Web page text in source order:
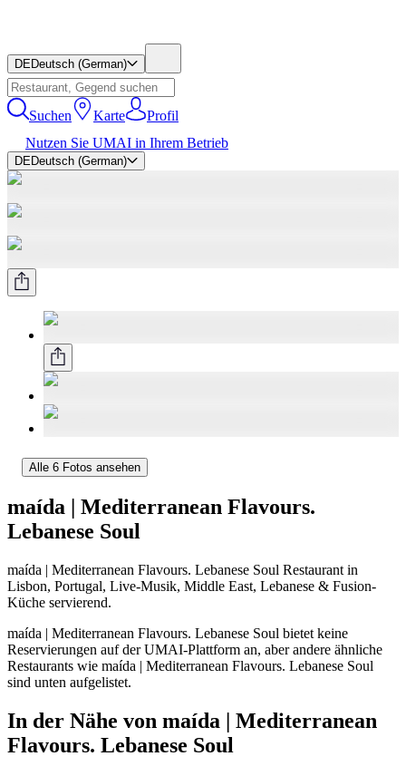
DEDeutsch (German)
Suchen Karte
Profil
Nutzen Sie UMAI in Ihrem Betrieb
DEDeutsch (German)
Alle 6 Fotos ansehen
maída | Mediterranean Flavours.
Lebanese Soul
maída | Mediterranean Flavours. Lebanese Soul Restaurant in
Lisbon, Portugal, Live-Musik, Middle East, Lebanese & Fusion-
Küche servierend.
maída | Mediterranean Flavours. Lebanese Soul bietet keine
Reservierungen auf der UMAI-Plattform an, aber andere ähnliche
Restaurants wie maída | Mediterranean Flavours. Lebanese Soul
sind unten aufgelistet.
In der Nähe von maída | Mediterranean
Flavours. Lebanese Soul